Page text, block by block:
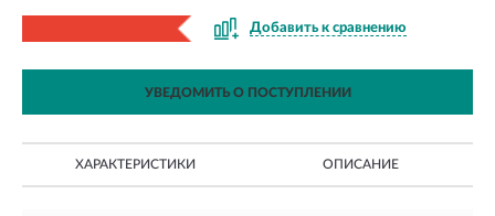
Добавить к сравнению
УВЕДОМИТЬ О ПОСТУПЛЕНИИ
ХАРАКТЕРИСТИКИ ОПИСАНИЕ